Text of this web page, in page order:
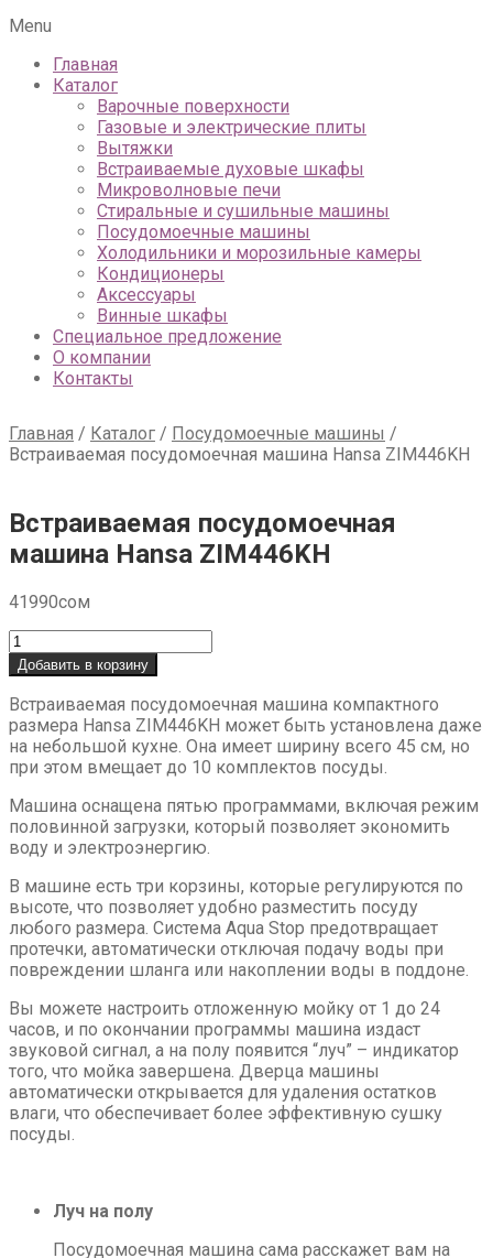
Menu
Главная
Каталог
Варочные поверхности
Газовые и электрические плиты
Вытяжки
Встраиваемые духовые шкафы
Микроволновые печи
Стиральные и сушильные машины
Посудомоечные машины
Холодильники и морозильные камеры
Кондиционеры
Аксессуары
Винные шкафы
Специальное предложение
О компании
Контакты
Главная / Каталог / Посудомоечные машины /
Встраиваемая посудомоечная машина Hansa ZIM446KH
Встраиваемая посудомоечная
машина Hansa ZIM446KH
41990сом
Количество
товара
Встраиваемая
посудомоечная
машина
Hansa
ZIM446KH
Добавить в корзину
Встраиваемая посудомоечная машина компактного
размера Hansa ZIM446KH может быть установлена даже
на небольшой кухне. Она имеет ширину всего 45 см, но
при этом вмещает до 10 комплектов посуды.
Машина оснащена пятью программами, включая режим
половинной загрузки, который позволяет экономить
воду и электроэнергию.
В машине есть три корзины, которые регулируются по
высоте, что позволяет удобно разместить посуду
любого размера. Система Aqua Stop предотвращает
протечки, автоматически отключая подачу воды при
повреждении шланга или накоплении воды в поддоне.
Вы можете настроить отложенную мойку от 1 до 24
часов, и по окончании программы машина издаст
звуковой сигнал, а на полу появится “луч” – индикатор
того, что мойка завершена. Дверца машины
автоматически открывается для удаления остатков
влаги, что обеспечивает более эффективную сушку
посуды.
Луч на полу
Посудомоечная машина сама расскажет вам на